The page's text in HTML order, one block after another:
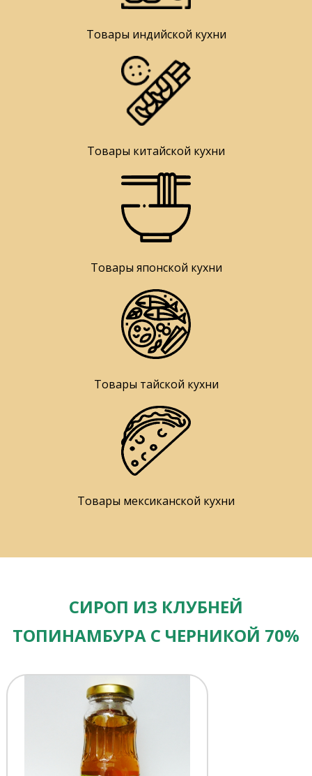
Товары индийской кухни
Товары китайской кухни
Товары японской кухни
Товары тайской кухни
Товары мексиканской кухни
СИРОП ИЗ КЛУБНЕЙ
ТОПИНАМБУРА С ЧЕРНИКОЙ 70%